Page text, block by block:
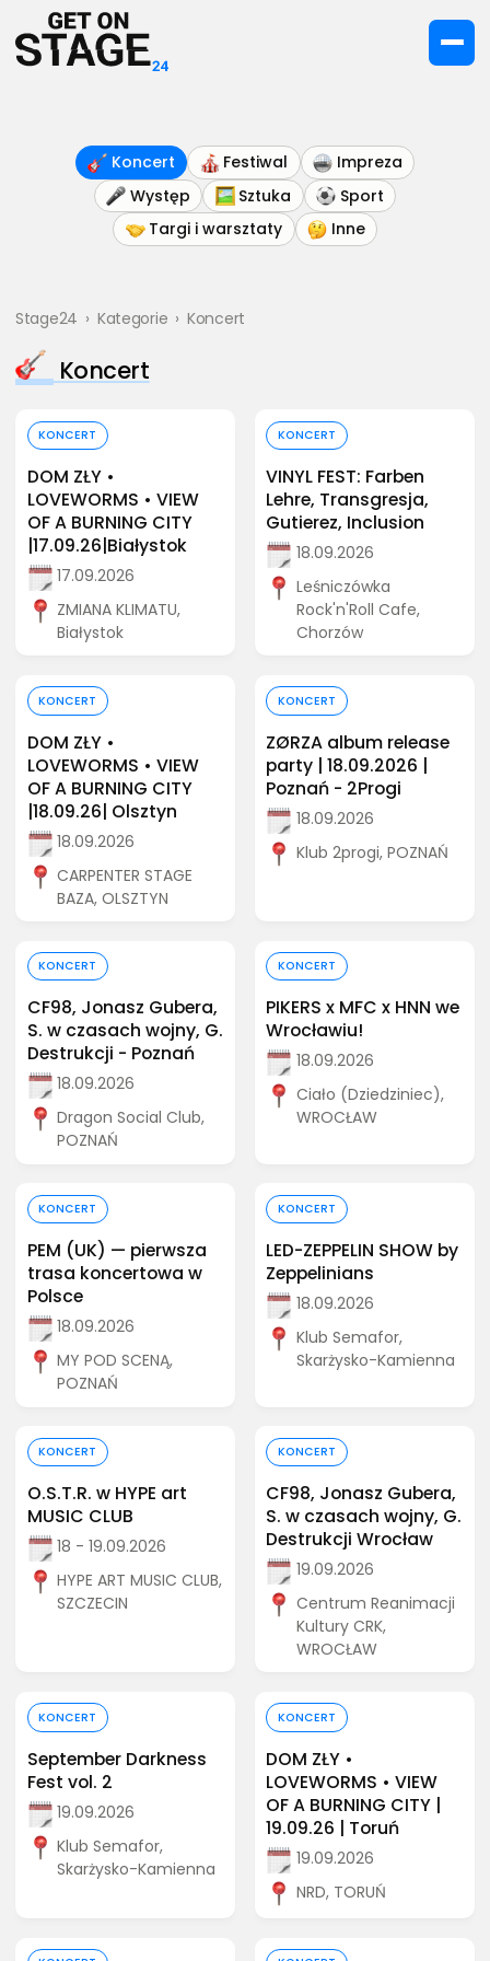
Koncert Festiwal
Impreza
Występ
Sztuka
Sport
Targi i warsztaty
Inne
Stage24 › Kategorie › Koncert
Koncert
Kup bilet
KONCERT
DOM ZŁY •
LOVEWORMS • VIEW
OF A BURNING CITY
|17.09.26|Białystok
17.09.2026
ZMIANA KLIMATU,
Białystok
Kup bilet
KONCERT
VINYL FEST: Farben
Lehre, Transgresja,
Gutierez, Inclusion
18.09.2026
Leśniczówka
Rock'n'Roll Cafe,
Chorzów
Kup bilet
KONCERT
DOM ZŁY •
LOVEWORMS • VIEW
OF A BURNING CITY
|18.09.26| Olsztyn
18.09.2026
CARPENTER STAGE
BAZA, OLSZTYN
Kup bilet
KONCERT
ZØRZA album release
party | 18.09.2026 |
Poznań - 2Progi
18.09.2026
Klub 2progi, POZNAŃ
Kup bilet
KONCERT
CF98, Jonasz Gubera,
S. w czasach wojny, G.
Destrukcji - Poznań
18.09.2026
Dragon Social Club,
POZNAŃ
Kup bilet
KONCERT
PIKERS x MFC x HNN we
Wrocławiu!
18.09.2026
Ciało (Dziedziniec),
WROCŁAW
Kup bilet
KONCERT
PEM (UK) — pierwsza
trasa koncertowa w
Polsce
18.09.2026
MY POD SCENĄ,
POZNAŃ
Kup bilet
KONCERT
LED-ZEPPELIN SHOW by
Zeppelinians
18.09.2026
Klub Semafor,
Skarżysko-Kamienna
Kup bilet
KONCERT
O.S.T.R. w HYPE art
MUSIC CLUB
18 - 19.09.2026
HYPE ART MUSIC CLUB,
SZCZECIN
Kup bilet
KONCERT
CF98, Jonasz Gubera,
S. w czasach wojny, G.
Destrukcji Wrocław
19.09.2026
Centrum Reanimacji
Kultury CRK,
WROCŁAW
Kup bilet
KONCERT
September Darkness
Fest vol. 2
19.09.2026
Klub Semafor,
Skarżysko-Kamienna
Kup bilet
KONCERT
DOM ZŁY •
LOVEWORMS • VIEW
OF A BURNING CITY |
19.09.26 | Toruń
19.09.2026
NRD, TORUŃ
Kup bilet Kup bilet